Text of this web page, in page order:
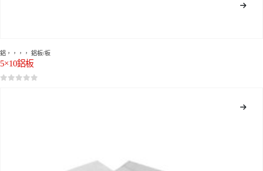
鋁 ，，，， 鋁板/板
5×10鋁板